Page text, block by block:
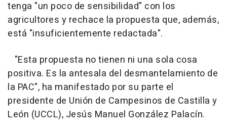
tenga "un poco de sensibilidad" con los
agricultores y rechace la propuesta que, además,
está "insuficientemente redactada".
"Esta propuesta no tienen ni una sola cosa
positiva. Es la antesala del desmantelamiento de
la PAC", ha manifestado por su parte el
presidente de Unión de Campesinos de Castilla y
León (UCCL), Jesús Manuel González Palacín.